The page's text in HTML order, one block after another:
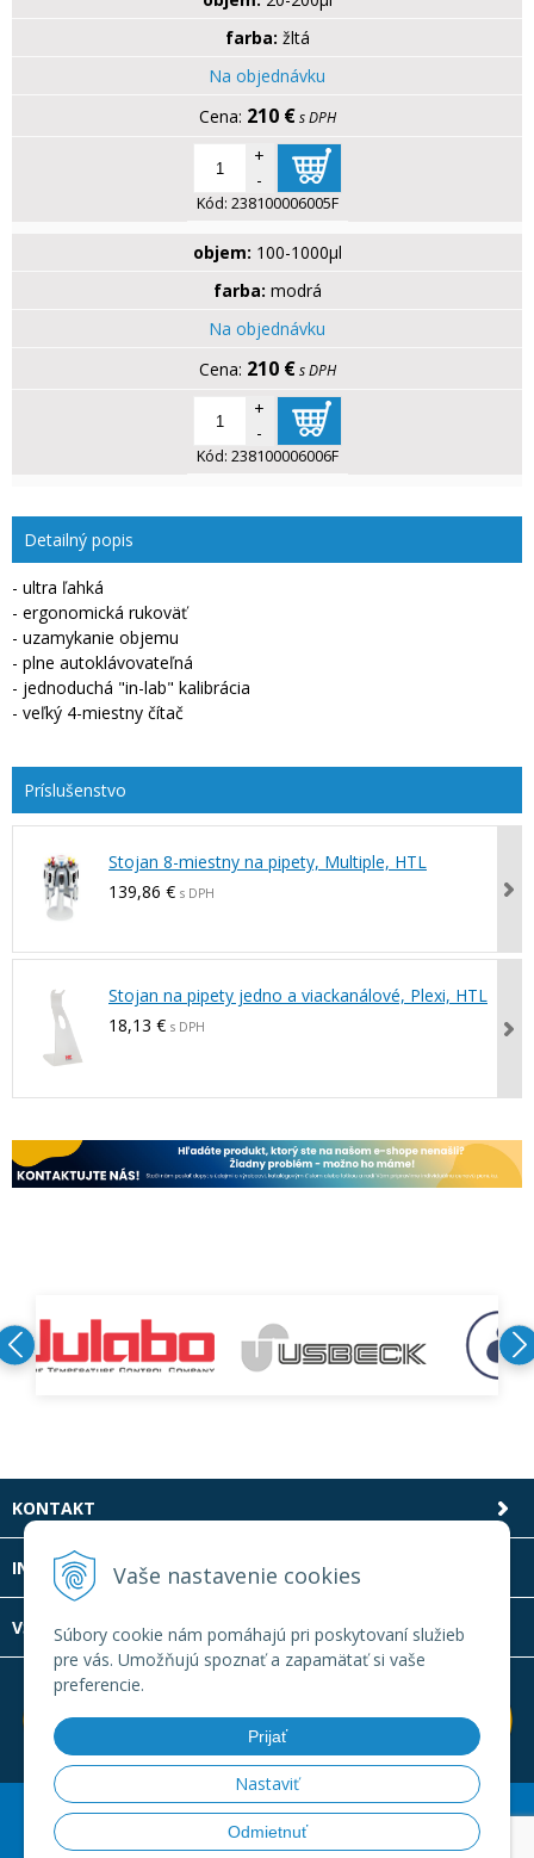
Vaše nastavenie cookies
Súbory cookie nám pomáhajú pri poskytovaní služieb
pre vás. Umožňujú spoznať a zapamätať si vaše
preferencie.
Prijať
Nastaviť
Odmietnuť
farba: žltá
Na objednávku
210 € s DPH
+
-
Kód: 238100006005F
objem: 100-1000µl
farba: modrá
Na objednávku
210 € s DPH
+
-
Kód: 238100006006F
Detailný popis
- ultra ľahká
- ergonomická rukoväť
- uzamykanie objemu
- plne autoklávovateľná
- jednoduchá "in-lab" kalibrácia
- veľký 4-miestny čítač
Stojan 8-miestny na pipety, Multiple, HTL
139,86 € s DPH
Stojan na pipety jedno a viackanálové, Plexi, HTL
18,13 € s DPH
KONTAKT
INFOLINKA
VŠETKO O NÁKUPE
© 2026 Laboratornatechnika.sk •Created
e-shop Pohoda